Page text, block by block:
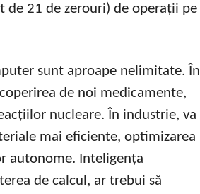
de 21 de zerouri) de operații pe
sunt aproape nelimitate. În
de noi medicamente,
nucleare. În industrie, va
mai eficiente, optimizarea
autonome. Inteligența
de calcul, ar trebui să